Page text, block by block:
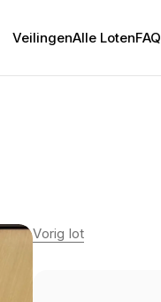
VeilingenAlle LotenFAQ
Vorig lot